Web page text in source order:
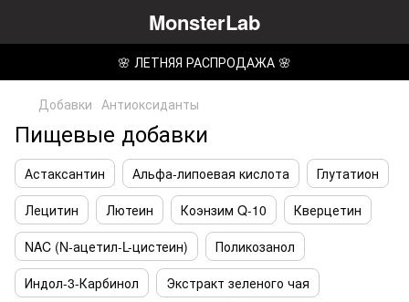
MonsterLab
🌸 ЛЕТНЯЯ РАСПРОДАЖА 🌸
Добавки Антиоксиданты
Пищевые добавки
Астаксантин Альфа-липоевая кислота
Глутатион
Лецитин
Лютеин Коэнзим Q-10
Кверцетин
NAC (N-ацетил-L-цистеин)
Поликозанол
Индол-3-Карбинол
Экстракт зеленого чая